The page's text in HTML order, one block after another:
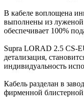
В кабеле воплощена
выполнены из луженой
обеспечивает 100%
Supra LORAD 2.5 CS-
детализация,
индивидуальность
Кабель разделан в
фирменной блистерной